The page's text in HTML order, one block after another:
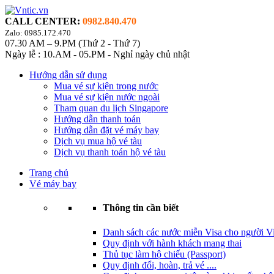
CALL CENTER: 0982.840.470
Zalo: 0985.172.470
07.30 AM – 9.PM (Thứ 2 - Thứ 7)
Ngày lễ : 10.AM - 05.PM - Nghỉ ngày chủ nhật
Hướng dẫn sử dụng
Mua vé sự kiện trong nước
Mua vé sự kiện nước ngoài
Tham quan du lịch Singapore
Hướng dẫn thanh toán
Hướng dẫn đặt vé máy bay
Dịch vụ mua hộ vé tàu
Dịch vụ thanh toán hộ vé tàu
Trang chủ
Vé máy bay
Thông tin cần biết
Danh sách các nước miễn Visa cho người
Quy định với hành khách mang thai
Thủ tục làm hộ chiếu (Passport)
Quy định đổi, hoàn, trả vé ....